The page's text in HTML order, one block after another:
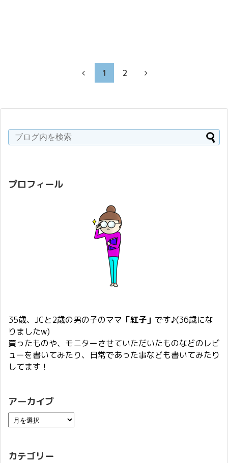
1 2
プロフィール
35歳、JCと2歳の男の子のママ 「紅子」 です♪(36歳にな
りましたw)
買ったものや、モニターさせていただいたものなどのレビ
ューを書いてみたり、日常であった事なども書いてみたり
してます！
アーカイブ
カテゴリー